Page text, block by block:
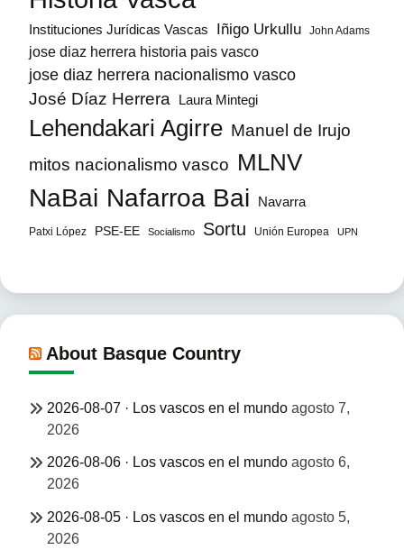
Instituciones Jurídicas Vascas Iñigo Urkullu John Adams
jose diaz herrera historia pais vasco
jose diaz herrera nacionalismo vasco
José Díaz Herrera Laura Mintegi
Lehendakari Agirre Manuel de Irujo
mitos nacionalismo vasco MLNV
NaBai Nafarroa Bai Navarra
Patxi López PSE-EE Socialismo Sortu Unión Europea UPN
About Basque Country
2026-08-07 · Los vascos en el mundo agosto 7,
2026
2026-08-06 · Los vascos en el mundo agosto 6,
2026
2026-08-05 · Los vascos en el mundo agosto 5,
2026